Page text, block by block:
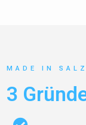
MADE IN
3